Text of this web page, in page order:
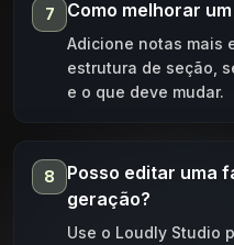
7 Como melhorar
Adicione notas mais
estrutura de seção,
e o que deve mudar.
8
Posso editar uma
geração?
Use o Loudly Studio